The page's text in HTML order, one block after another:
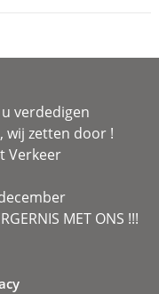
verdedigen
wij zetten door !
Verkeer
MET ONS !!!